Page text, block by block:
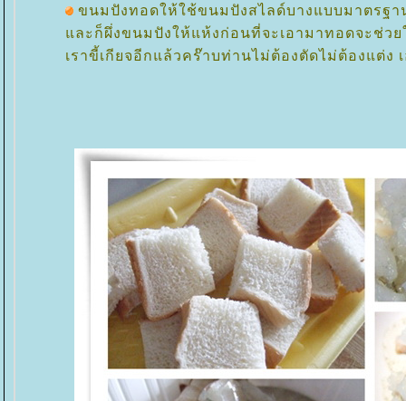
ขนมปังทอดให้ใช้ขนมปังสไลด์บางแบบมาตรฐ
ละก็ผึ่งขนมปังให้แห้งก่อนที่จะเอามาทอดจะช่ว
เราขี้เกียจอีกแล้วคร๊าบท่านไม่ต้องตัดไม่ต้องแต่ง